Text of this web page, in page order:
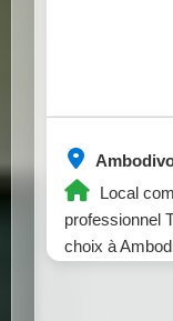
Local
professionnel
choix à